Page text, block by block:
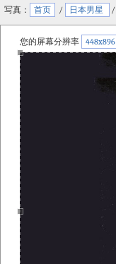
写真： 首页 / 日本男星 /
您的屏幕分辨率 448x896